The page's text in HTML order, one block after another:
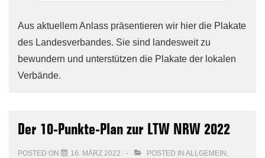
Aus aktuellem Anlass präsentieren wir hier die Plakate
des Landesverbandes. Sie sind landesweit zu
bewundern und unterstützen die Plakate der lokalen
Verbände.
Der 10-Punkte-Plan zur LTW NRW 2022
POSTED ON 16. MÄRZ 2022 POSTED IN ALLGEMEIN